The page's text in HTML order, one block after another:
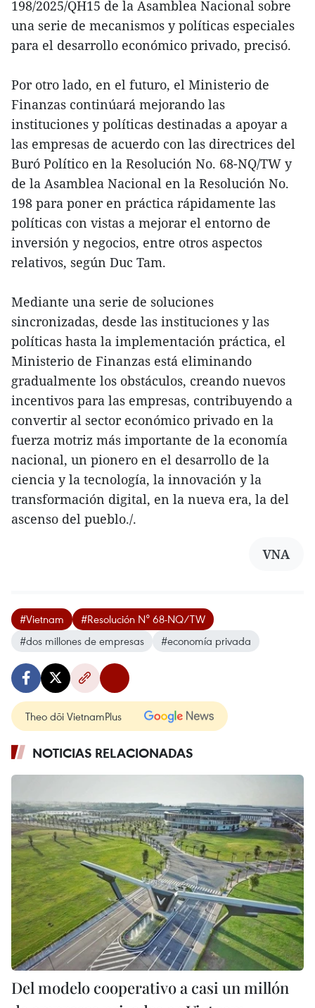
198/2025/QH15 de la Asamblea Nacional sobre
una serie de mecanismos y políticas especiales
para el desarrollo económico privado, precisó.
Por otro lado, en el futuro, el Ministerio de
Finanzas continúará mejorando las
instituciones y políticas destinadas a apoyar a
las empresas de acuerdo con las directrices del
Buró Político en la Resolución No. 68-NQ/TW y
de la Asamblea Nacional en la Resolución No.
198 para poner en práctica rápidamente las
políticas con vistas a mejorar el entorno de
inversión y negocios, entre otros aspectos
relativos, según Duc Tam.
Mediante una serie de soluciones
sincronizadas, desde las instituciones y las
políticas hasta la implementación práctica, el
Ministerio de Finanzas está eliminando
gradualmente los obstáculos, creando nuevos
incentivos para las empresas, contribuyendo a
convertir al sector económico privado en la
fuerza motriz más importante de la economía
nacional, un pionero en el desarrollo de la
ciencia y la tecnología, la innovación y la
transformación digital, en la nueva era, la del
ascenso del pueblo./.
VNA
#Vietnam
#Resolución N° 68-NQ/TW
#dos millones de empresas
#economía privada
Theo dõi VietnamPlus
NOTICIAS RELACIONADAS
Del modelo cooperativo a casi un millón